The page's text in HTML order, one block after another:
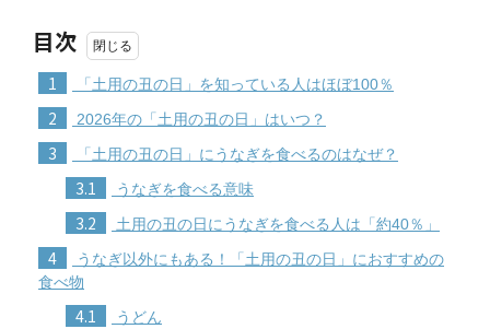
目次
1 「土用の丑の日」を知っている人はほぼ100％
2 2026年の「土用の丑の日」はいつ？
3 「土用の丑の日」にうなぎを食べるのはなぜ？
3.1 うなぎを食べる意味
3.2 土用の丑の日にうなぎを食べる人は「約40％」
4
うなぎ以外にもある！「土用の丑の日」におすすめの
食べ物
4.1 うどん